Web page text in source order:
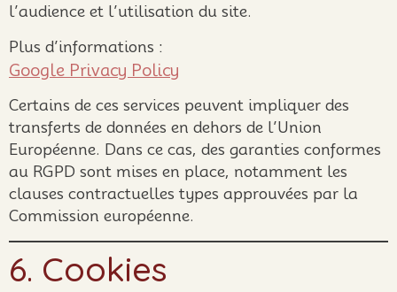
l’audience et l’utilisation du site.
Plus d’informations :
Google Privacy Policy
Certains de ces services peuvent impliquer des
transferts de données en dehors de l’Union
Européenne. Dans ce cas, des garanties conformes
au RGPD sont mises en place, notamment les
clauses contractuelles types approuvées par la
Commission européenne.
6. Cookies